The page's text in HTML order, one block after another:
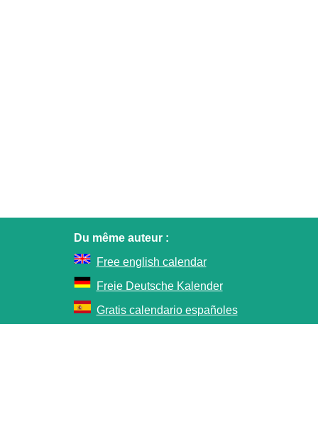
Du même auteur :
Free english calendar
Freie Deutsche Kalender
Gratis calendario españoles